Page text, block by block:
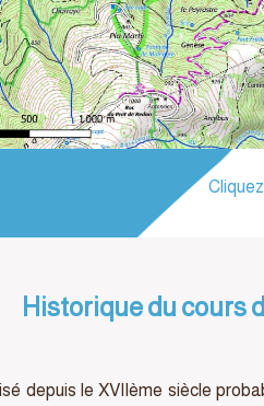
Historique du cours
depuis le XVIIème siècle